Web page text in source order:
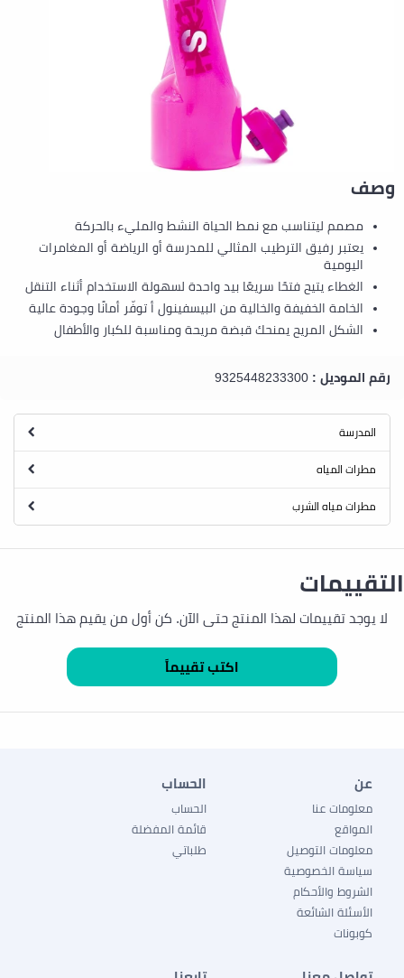
وصف
مصمم ليتناسب مع نمط الحياة النشط والمليء بالحركة
يعتبر رفيق الترطيب المثالي للمدرسة أو الرياضة أو المغامرات
اليومية
الغطاء يتيح فتحًا سريعًا بيد واحدة لسهولة الاستخدام أثناء التنقل
الخامة الخفيفة والخالية من البيسفينول أ توفّر أمانًا وجودة عالية
الشكل المريح يمنحك قبضة مريحة ومناسبة للكبار والأطفال
رقم الموديل : 9325448233300
المدرسة
مطرات المياه
مطرات مياه الشرب
التقييمات
لا يوجد تقييمات لهذا المنتج حتى الآن. كن أول من يقيم هذا المنتج
عن
معلومات عنا
المواقع
معلومات التوصيل
سياسة الخصوصية
الشروط والأحكام
الأسئلة الشائعة
كوبونات
الحساب
الحساب
قائمة المفضلة
طلباتي